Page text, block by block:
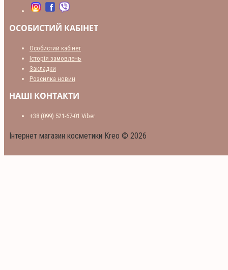
ОСОБИСТИЙ КАБІНЕТ
Особистий кабінет
Історія замовлень
Закладки
Розсилка новин
НАШІ КОНТАКТИ
+38 (099) 521-67-01 Viber
Інтернет магазин косметики Kreo © 2026